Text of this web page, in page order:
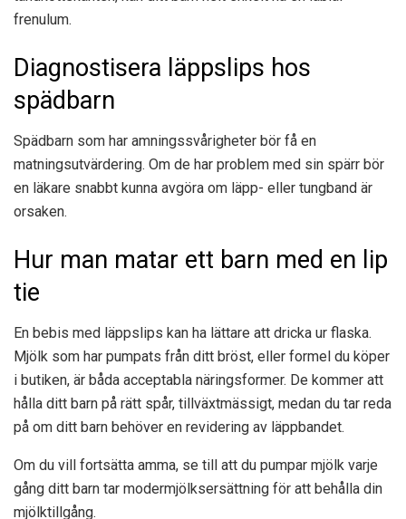
frenulum.
Diagnostisera läppslips hos
spädbarn
Spädbarn som har amningssvårigheter bör få en
matningsutvärdering. Om de har problem med sin spärr bör
en läkare snabbt kunna avgöra om läpp- eller tungband är
orsaken.
Hur man matar ett barn med en lip
tie
En bebis med läppslips kan ha lättare att dricka ur flaska.
Mjölk som har pumpats från ditt bröst, eller formel du köper
i butiken, är båda acceptabla näringsformer. De kommer att
hålla ditt barn på rätt spår, tillväxtmässigt, medan du tar reda
på om ditt barn behöver en revidering av läppbandet.
Om du vill fortsätta amma, se till att du pumpar mjölk varje
gång ditt barn tar modermjölksersättning för att behålla din
mjölktillgång.